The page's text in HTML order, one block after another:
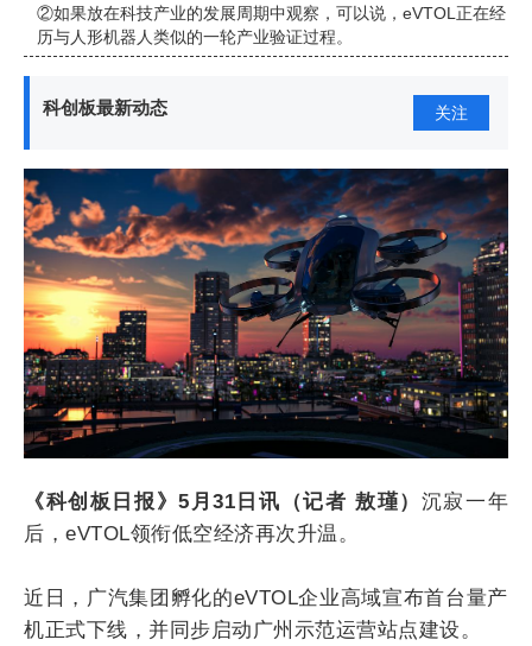
②如果放在科技产业的发展周期中观察，可以说，eVTOL正在经
历与人形机器人类似的一轮产业验证过程。
科创板最新动态 关注
《科创板日报》5月31日讯（记者 敖瑾） 沉寂一年
后，eVTOL领衔低空经济再次升温。
近日，广汽集团孵化的eVTOL企业高域宣布首台量产
机正式下线，并同步启动广州示范运营站点建设。